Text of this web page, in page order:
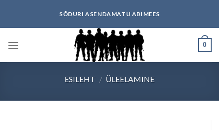
content
SÕDURI ASENDAMATU ABIMEES
0
ESILEHT / ÜLEELAMINE